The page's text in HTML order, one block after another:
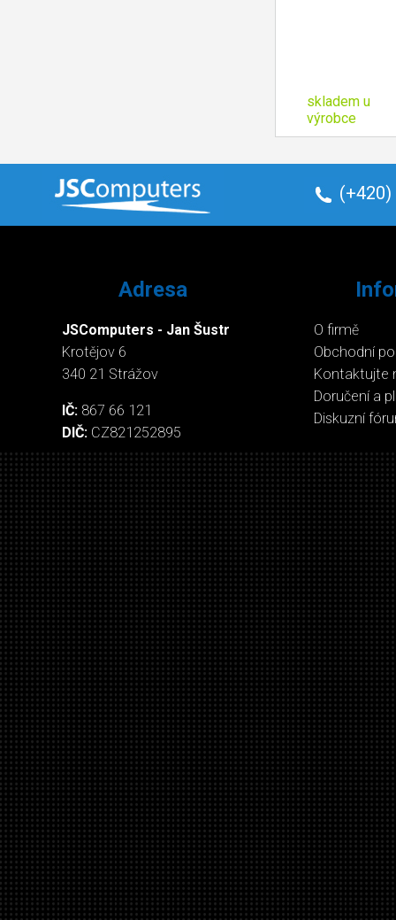
skladem u
výrobce
(+420)
Adresa
JSComputers - Jan Šustr
Krotějov 6
340 21 Strážov
IČ: 867 66 121
DIČ: CZ821252895
O firmě
Obchodní
Kontaktujte
Doručení a
Diskuzní